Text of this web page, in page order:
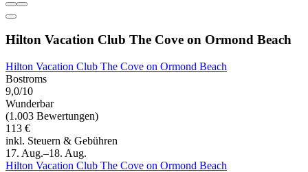
Hilton Vacation Club The Cove on Ormond Beach
Hilton Vacation Club The Cove on Ormond Beach
Bostroms
9,0/10
Wunderbar
(1.003 Bewertungen)
113 €
inkl. Steuern & Gebühren
17. Aug.–18. Aug.
Hilton Vacation Club The Cove on Ormond Beach